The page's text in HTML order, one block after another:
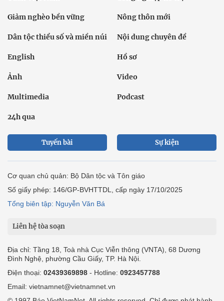
Giảm nghèo bền vững Nông thôn mới
Dân tộc thiểu số và miền núi Nội dung chuyên đề
English Hồ sơ
Ảnh Video
Multimedia Podcast
24h qua
Tuyến bài Sự kiện
Cơ quan chủ quản: Bộ Dân tộc và Tôn giáo
Số giấy phép: 146/GP-BVHTTDL, cấp ngày 17/10/2025
Tổng biên tập: Nguyễn Văn Bá
Liên hệ tòa soạn
Địa chỉ: Tầng 18, Toà nhà Cục Viễn thông (VNTA), 68 Dương
Đình Nghệ, phường Cầu Giấy, TP. Hà Nội.
Điện thoại: 02439369898 - Hotline: 0923457788
Email: vietnamnet@vietnamnet.vn